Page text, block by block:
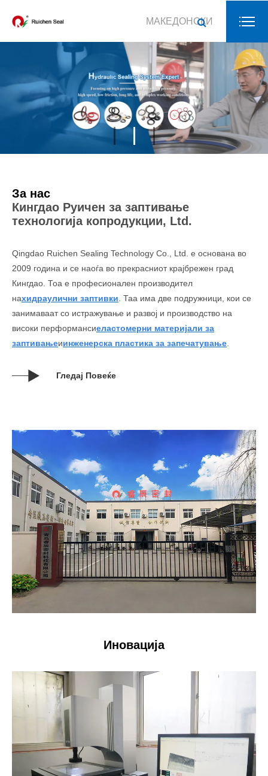
МАКЕДОНСКИ
За нас
Кингдао Руичен за заптивање
технологија копродукции, Ltd.
Qingdao Ruichen Sealing Technology Co., Ltd. е основана во
2009 година и се наоѓа во прекрасниот крајбрежен град
Кингдао. Тоа е професионален производител
нахидраулични заптивки . Таа има две подружници, кои се
занимаваат со истражување и развој и производство на
високи перформансиеластомерни материјали за
заптивањеиинженерска пластика за запечатување
Гледај Повеќе
Иновација